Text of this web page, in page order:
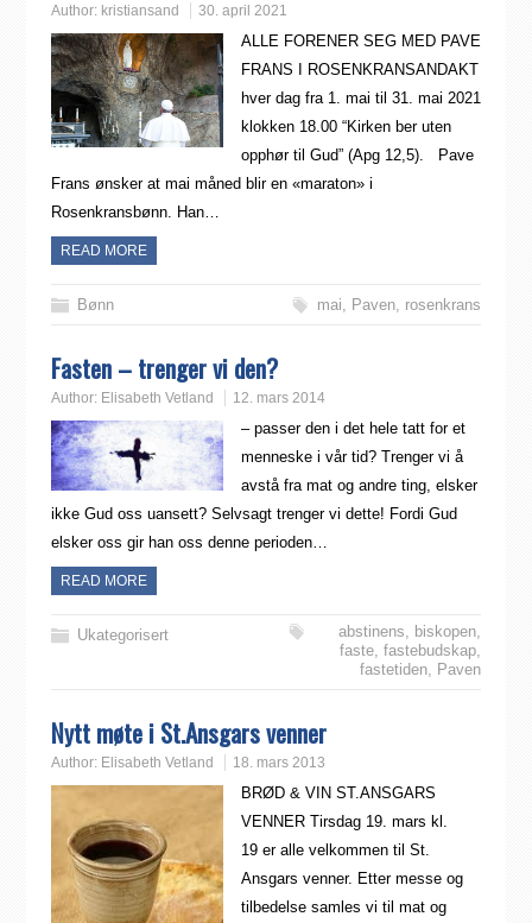
Author: kristiansand 30. april 2021
ALLE FORENER SEG MED PAVE
FRANS I ROSENKRANSANDAKT
hver dag fra 1. mai til 31. mai 2021
klokken 18.00 “Kirken ber uten
opphør til Gud” (Apg 12,5). Pave
Frans ønsker at mai måned blir en «maraton» i
Rosenkransbønn. Han…
READ MORE
Bønn mai Paven rosenkrans
Fasten – trenger vi den?
Author: Elisabeth Vetland 12. mars 2014
– passer den i det hele tatt for et
menneske i vår tid? Trenger vi å
avstå fra mat og andre ting, elsker
ikke Gud oss uansett? Selvsagt trenger vi dette! Fordi Gud
elsker oss gir han oss denne perioden…
READ MORE
Ukategorisert abstinens biskopen
faste ,fastebudskap
fastetiden Paven
Nytt møte i St.Ansgars venner
Author: Elisabeth Vetland 18. mars 2013
BRØD & VIN ST.ANSGARS
VENNER Tirsdag 19. mars kl.
19 er alle velkommen til St.
Ansgars venner. Etter messe og
tilbedelse samles vi til mat og